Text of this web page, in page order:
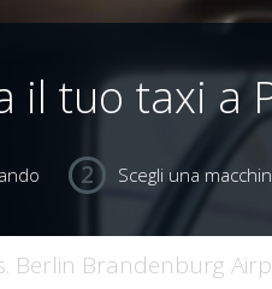
il tuo taxi a
Scegli una